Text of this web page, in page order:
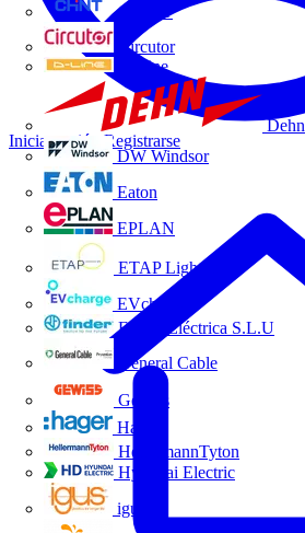
CHINT
Circutor
D-Line
Dehn
DW Windsor
Eaton
EPLAN
ETAP Lighting
EVcharge
Finder Eléctrica S.L.U
General Cable
Gewiss
Hager
HellermannTyton
Hyundai Electric
igus
Iniciar sesión Registrarse